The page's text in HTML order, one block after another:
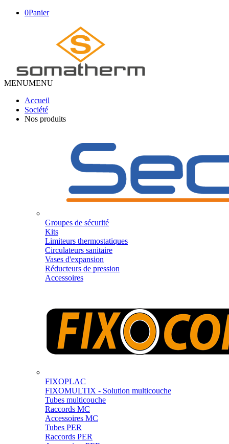
0Panier
MENUMENU
Accueil
Société
Nos produits
Groupes de sécurité
Kits
Limiteurs thermostatiques
Circulateurs sanitaire
Vases d'expansion
Réducteurs de pression
Accessoires
FIXOPLAC
FIXOMULTIX - Solution multicouche
Tubes multicouche
Raccords MC
Accessoires MC
Tubes PER
Raccords PER